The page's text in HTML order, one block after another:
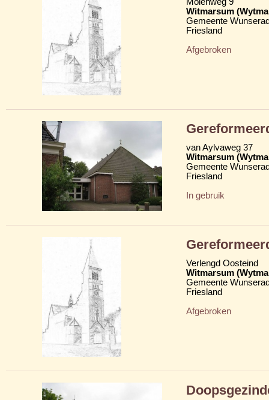
Witmarsum
Gemeente
Friesland
Afgebroken
van Aylvaweg 37
Witmarsum
Gemeente
Friesland
In gebruik
Verlengd Oosteind
Witmarsum
Gemeente
Friesland
Afgebroken